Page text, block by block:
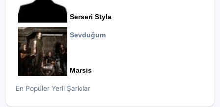
Serseri Styla
Sevduğum
Marsis
En Popüler Yerli Şarkılar